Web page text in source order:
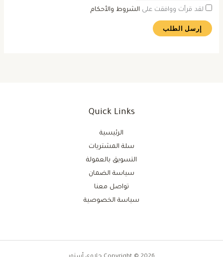
لقد قرأت ووافقت على الشروط والأحكام
Quick Links
الرئيسية
سلة المشتريات
التسويق بالعمولة
سياسة الضمان
تواصل معنا
سياسة الخصوصية